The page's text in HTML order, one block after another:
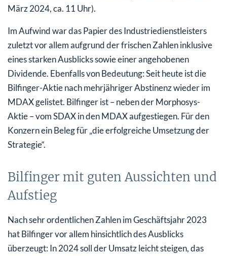
März 2024, ca. 11 Uhr).
Im Aufwind war das Papier des Industriedienstleisters
zuletzt vor allem aufgrund der frischen Zahlen inklusive
eines starken Ausblicks sowie einer angehobenen
Dividende. Ebenfalls von Bedeutung: Seit heute ist die
Bilfinger-Aktie nach mehrjähriger Abstinenz wieder im
MDAX gelistet. Bilfinger ist – neben der Morphosys-
Aktie – vom SDAX in den MDAX aufgestiegen. Für den
Konzern ein Beleg für „die erfolgreiche Umsetzung der
Strategie“.
Bilfinger mit guten Aussichten und
Aufstieg
Nach sehr ordentlichen Zahlen im Geschäftsjahr 2023
hat Bilfinger vor allem hinsichtlich des Ausblicks
überzeugt: In 2024 soll der Umsatz leicht steigen, das